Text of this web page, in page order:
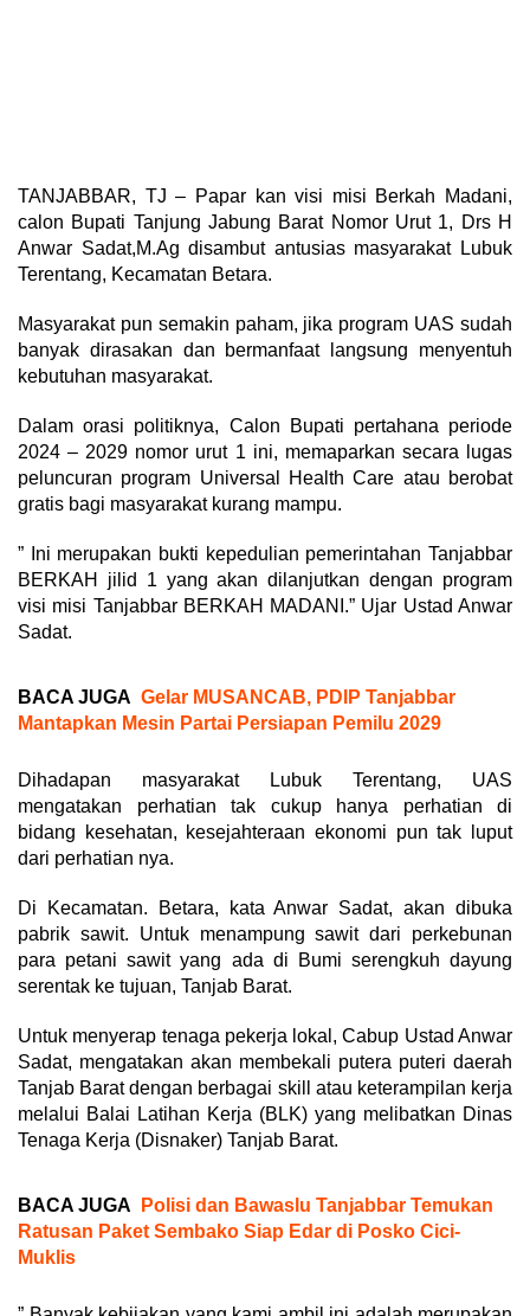
TANJABBAR, TJ – Papar kan visi misi Berkah Madani,
calon Bupati Tanjung Jabung Barat Nomor Urut 1, Drs H
Anwar Sadat,M.Ag disambut antusias masyarakat Lubuk
Terentang, Kecamatan Betara.
Masyarakat pun semakin paham, jika program UAS sudah
banyak dirasakan dan bermanfaat langsung menyentuh
kebutuhan masyarakat.
Dalam orasi politiknya, Calon Bupati pertahana periode
2024 – 2029 nomor urut 1 ini, memaparkan secara lugas
peluncuran program Universal Health Care atau berobat
gratis bagi masyarakat kurang mampu.
” Ini merupakan bukti kepedulian pemerintahan Tanjabbar
BERKAH jilid 1 yang akan dilanjutkan dengan program
visi misi Tanjabbar BERKAH MADANI.” Ujar Ustad Anwar
Sadat.
BACA JUGA Gelar MUSANCAB, PDIP Tanjabbar
Mantapkan Mesin Partai Persiapan Pemilu 2029
Dihadapan masyarakat Lubuk Terentang, UAS
mengatakan perhatian tak cukup hanya perhatian di
bidang kesehatan, kesejahteraan ekonomi pun tak luput
dari perhatian nya.
Di Kecamatan. Betara, kata Anwar Sadat, akan dibuka
pabrik sawit. Untuk menampung sawit dari perkebunan
para petani sawit yang ada di Bumi serengkuh dayung
serentak ke tujuan, Tanjab Barat.
Untuk menyerap tenaga pekerja lokal, Cabup Ustad Anwar
Sadat, mengatakan akan membekali putera puteri daerah
Tanjab Barat dengan berbagai skill atau keterampilan kerja
melalui Balai Latihan Kerja (BLK) yang melibatkan Dinas
Tenaga Kerja (Disnaker) Tanjab Barat.
BACA JUGA
Polisi dan Bawaslu Tanjabbar Temukan
Ratusan Paket Sembako Siap Edar di Posko Cici-
Muklis